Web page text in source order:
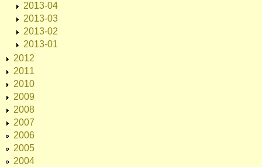
2013-04
2013-03
2013-02
2013-01
2012
2011
2010
2009
2008
2007
2006
2005
2004